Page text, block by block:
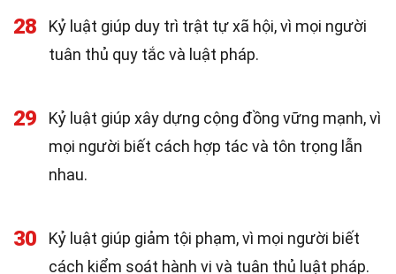
28
Kỷ luật giúp duy trì trật tự xã hội, vì mọi người
tuân thủ quy tắc và luật pháp.
29
Kỷ luật giúp xây dựng cộng đồng vững mạnh, vì
mọi người biết cách hợp tác và tôn trọng lẫn
nhau.
30
Kỷ luật giúp giảm tội phạm, vì mọi người biết
cách kiểm soát hành vi và tuân thủ luật pháp.